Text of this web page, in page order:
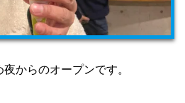
からのオープンです。